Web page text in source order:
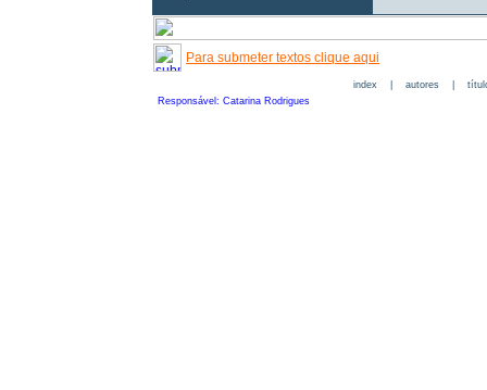
Para submeter textos clique aqui
index| autores|